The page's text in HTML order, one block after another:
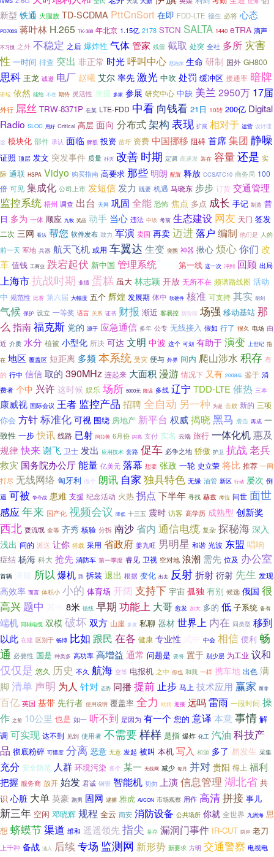
新型 铁通 火腿族 TD-SCDMA PttCnSort 在即 FDD-LTE 德生 必将 心态
PD700S 蒋叶林 H.265 TK-388 年北京 1.15亿 2178 STCN SALTA 1440 eTRA 滴声
不习惯 之外 不稳定 之后 爆炸性 气体管家 残留 截取 处突 全社 多所 灾害
性 一时间 排查 突出 非正常 时光呼叫中心 尼泊尔 生命 研制 国外 GH800
思科 王龙 诚邀 电厂 赵曦 艾尔 率先 激光 中吹 处罚 缓冲区 接通率 暗牌
讲坛 依然 能给 不在 期待 灵活性 发掘 多家 参展 研究中心 中缺 美兰 2950万 17届
外行 屌丝 TRW-8371P 在某 LTE-FDD 中看 向钱看 21日 10转 200亿 Digital
Radio SLOC 用好 Critical 高层 面向 分布式架构 表现 扩展 相对于 运营 设计理
念 模块化 部件 承认 面临 牌照 投资 苗圩 资费 中国挪移 阻碍 首席集团 静噪
证照 顶层 发文 突发事件 质量 扑灭 改善 时期 定调 高速发 装在 容量还是 实
际 通联 HSPA Vidyo 购买指南 高要求 那些 明朗 配置 释放 CCSATC10 商务局 100
倍 可见 集成化 公司上市 发短信 发力 既要 机遇 马晓东 步步 订货 交通管理
监控系统 梧州 调查 出台 天网 巩固 全能 恐怖 焦点 多点 成长 手记 制造 昔
日 多为 一体 顺应 九牧 奖品 动手 当心 违法 中级 考前 生态建设 网友 天门 签发
二次 三网 看法 帮您 软件发布 致力 军演 卖国 再卖 迈进落户 编制 他们是 人的
前一天 军地 兵器 航天飞机 或用 车翼达 生变 突围 神器 揪心 烦心你们 改
革 值钱 工商业 跌宕起伏 新中国 管理系统 第一线 这一次 冲到 回顾 出局
上海市抗战时期 业绩 蛋糕 虽大 林志颖 开放 无所不在 频谱路线图 活动
中 规范性 比赛 第六届 大幅度 五个 辉煌 发展期 体中 软硬件 核准 可支持 其实 胡剑
气候 保护 设立 一等奖 语言 关系 证书 财报 渐近 客易控 新阶段 场强 移动基站 那
么 指南福克斯 党的 源于 应急通信 多年 公专 无线接入 假如 行了 很久 电场 由
近 介质 水分 植被 小型化 所决 可达 文明 中波 这个 可划 有助于 演变 上世纪 指
在 地区 覆盖区 短距离 多频 本系统 受灾 便与 外界 间内 爬山涉水 积存 有
的 行中 信信 取的 390MHz 连起来 大面积 漫游 情况下 又有 2008年 鉴于 消
费者 个中 兴许 这时候 娱乐 场所 5000元 降温 多线 辽宁TDD-LTE 催热 三本
康威视 国际会议 王者 监控产品 招聘全自动 另一种 为是 击败 新的 三项
你会 方针标准化 可视 围绕 房地产 新平台 权威揭晓黑马 袭击 再成 一
致性 一步 快讯 线路 已射 阿拉善 6月份 闪亮 支付 实名 云端 旅行 一体化机惠及
规律快来谢飞 卫士 发出 应用技术 套路 促车 必争之地 骄傲 护卫 抗战老兵
救灾 国务院办公厅能量 亿美元 落幕 想要 张政 一轮 史立荣 将比 推荐 一网
打尽 无线网络 匈牙利 做个 朗讯 自家 独具特色 无缘 油管 新区 行动 屡次 倒
逼 可被 争夺战 患难 支援 纪念活动 火热 拐点 下半年 寻找 赫兹 考拉 问世 面世
感应年来 国产化 视频会议 降低 十三五 震时 访客 高学历 成熟型 创新奖
西北 耍流氓 全等 齐秀 核验 分拆 南沙省内 通信电缆 复杂 探秘海 深入
浅出 间的 派送 让你 搭载 采用 省政府 姜九旺 男明星 和谐 光波 东盟 唱响
症结 杨海 科大 抢先 消防车 第一季度 睿见 卫视 空对地 浪潮 需先 位及 办公室
首辆 潜艇 所以 爆机 路 拆装 退出 根据 变化 出去 反射折射 衍射 先生 发现
高效率 而言 体积小 小的 体育场 开阔 支持下 宇宙 孤独 有别 候选 俄国 很
高兴 题中 8米 馈线 早期 功能上 大哥 愈发 加大 多的 低 子系统 备有
端机 同轴电缆 双模破坏 双方 山崖 多发 私聊 器材世界上 内在 同类型 移到
以此 在建 区别于 畅博 比如 跟民 在各 健康 专业性 式中 中会 相信 便利 畅
通 必要性 国是 种类多 高功率 高增益 通常 问题是 要将 置于 别少层 为工业 议和
仅仅是 悠久 历史 不久 航海 空等 电报机 之中 你也 和我 一样 携车地 出色 满
脚 清单 声明 为人 针对 态势 同播 提前止步 马上 技术应用 赢家 而非
百亿 英国 基带先行者 使用说明 覆盖率 全力 欧姆 迎接 远吗雷雨 一段时间 操
作 之前 10公里 也是 如一 听不到 是因为 有一个 您的 意译 本意 事情 解
调 可实现 达不到 见到 使用者 不需要样样 是指 爆炸 化工 汽油 科技产
品 彻底粉碎 可懂度 分离 恶意 无意 发起 被叫 本机 写入 和源 多了 易发生 采集
充分 安全防范 人群 环境污染 各个 某一 无线网 减少 每月 并对 贵阳 得上 福利
把握 服务商 放开 始发 君诚 钢管 智能机 切勿 上演信息管理 湖北省 共
识 心脏 大单 英豪 跑男 固网 逮捕 雅虎 AVCON 市场观察 用作 高清拼接 事儿
新三年 空闲 邓晓辉 规程 全云 南安 消防设备 公共场所 你就 全世界 九洲海 思
想 蛴蟆节渠道 维和 遥遥领先 指尖 备存 漏洞门事件 IR-CUT 两岸 老刀
上千种 备战 涌入 后续专场 监测网 新形势 新要求 方明 交通警察 电视电